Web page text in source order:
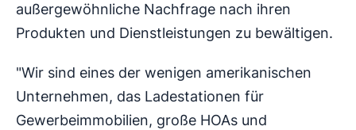
außergewöhnliche Nachfrage nach ihren
Produkten und Dienstleistungen zu bewältigen.
"Wir sind eines der wenigen amerikanischen
Unternehmen, das Ladestationen für
Gewerbeimmobilien, große HOAs und